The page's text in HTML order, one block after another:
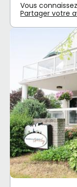
Vous
Partager votre